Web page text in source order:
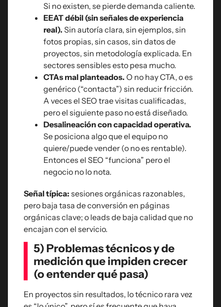
Si no existen, se pierde demanda caliente.
EEAT débil (sin señales de experiencia
real). Sin autoría clara, sin ejemplos, sin
fotos propias, sin casos, sin datos de
proyectos, sin metodología explicada. En
sectores sensibles esto pesa mucho.
CTAs mal planteados. O no hay CTA, o es
genérico (“contacta”) sin reducir fricción.
A veces el SEO trae visitas cualificadas,
pero el siguiente paso no está diseñado.
Desalineación con capacidad operativa.
Se posiciona algo que el equipo no
quiere/puede vender (o no es rentable).
Entonces el SEO “funciona” pero el
negocio no lo nota.
Señal típica: sesiones orgánicas razonables,
pero baja tasa de conversión en páginas
orgánicas clave; o leads de baja calidad que no
encajan con el servicio.
5) Problemas técnicos y de
medición que impiden crecer
(o entender qué pasa)
En proyectos sin resultados, lo técnico rara vez